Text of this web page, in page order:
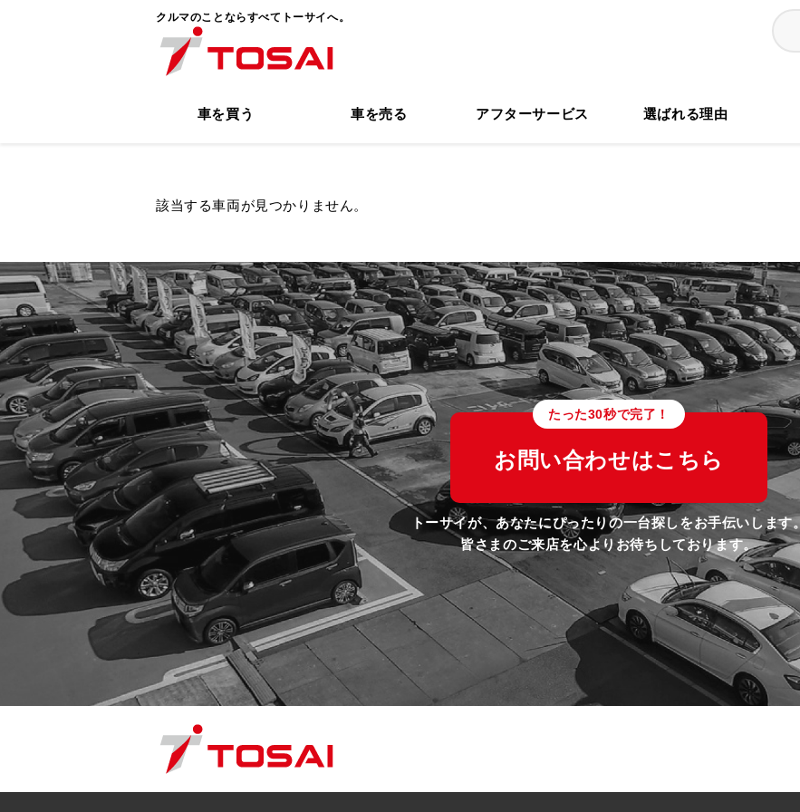
クルマのことならすべてトーサイへ。
車を買う 車を売る アフターサービス 選ばれる理由
該当する車両が見つかりません。
たった30秒で完了！
お問い合わせはこちら
トーサイが、あなたにぴったりの一台探しをお手伝いします。
皆さまのご来店を心よりお待ちしております。